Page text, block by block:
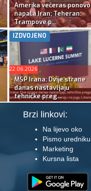
Amerika večeras ponovo
napala Iran; Teheran:
Trampove p...
IZDVOJENO
22.06.2026
MSP Irana: Dvije strane
danas nastavljaju
tehničke preg...
Brzi linkovi:
Na lijevo oko
Pismo uredniku
Marketing
Kursna lista